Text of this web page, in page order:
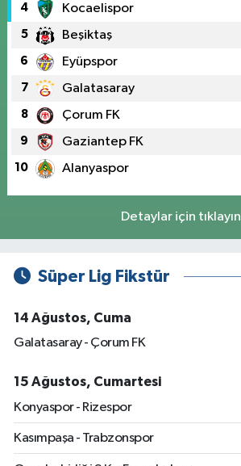
4 Kocaelispor
5 Beşiktaş
6 Eyüpspor
7 Galatasaray
8 Çorum FK
9 Gaziantep FK
10 Alanyaspor
Detaylar için tıklayın
Süper Lig Fikstür
14 Ağustos, Cuma
Galatasaray - Çorum FK
15 Ağustos, Cumartesi
Konyaspor - Rizespor
Kasımpaşa - Trabzonspor